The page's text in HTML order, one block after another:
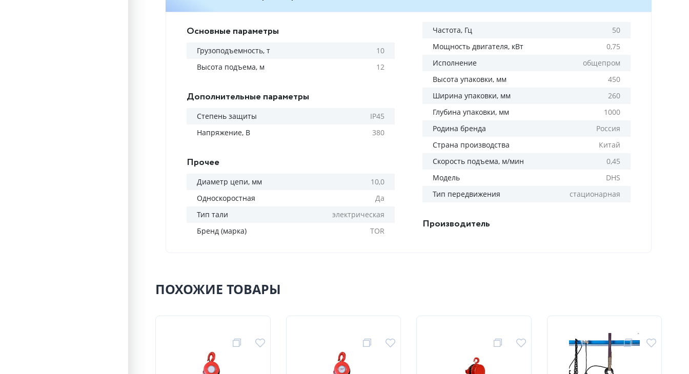
Основные параметры
Грузоподъемность, т
10
Высота подъема, м
12
Дополнительные параметры
Степень защиты
IP45
Напряжение, В
380
Прочее
Диаметр цепи, мм
10,0
Односкоростная
Да
Тип тали
электрическая
Бренд (марка)
TOR
Частота, Гц
50
Мощность двигателя, кВт
0,75
Исполнение
общепром
Высота упаковки, мм
450
Ширина упаковки, мм
260
Глубина упаковки, мм
1000
Родина бренда
Россия
Страна производства
Китай
Скорость подъема, м/мин
0,45
Модель
DHS
Тип передвижения
стационарная
Производитель
ПОХОЖИЕ ТОВАРЫ